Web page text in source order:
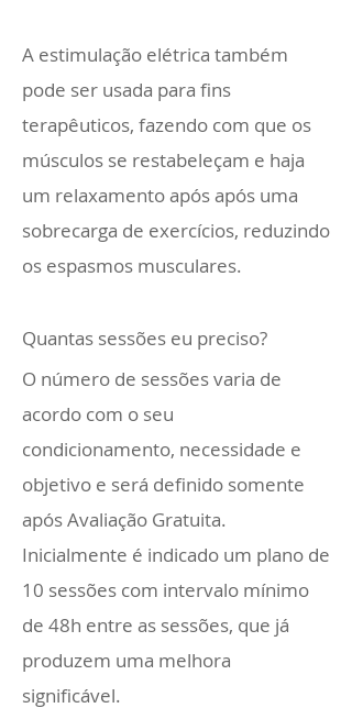
A estimulação elétrica também
pode ser usada para fins
terapêuticos, fazendo com que os
músculos se restabeleçam e haja
um relaxamento após após uma
sobrecarga de exercícios, reduzindo
os espasmos musculares.
Quantas sessões eu preciso?
O número de sessões varia de
acordo com o seu
condicionamento, necessidade e
objetivo e será definido somente
após Avaliação Gratuita.
Inicialmente é indicado um plano de
10 sessões com intervalo mínimo
de 48h entre as sessões, que já
produzem uma melhora
significável.